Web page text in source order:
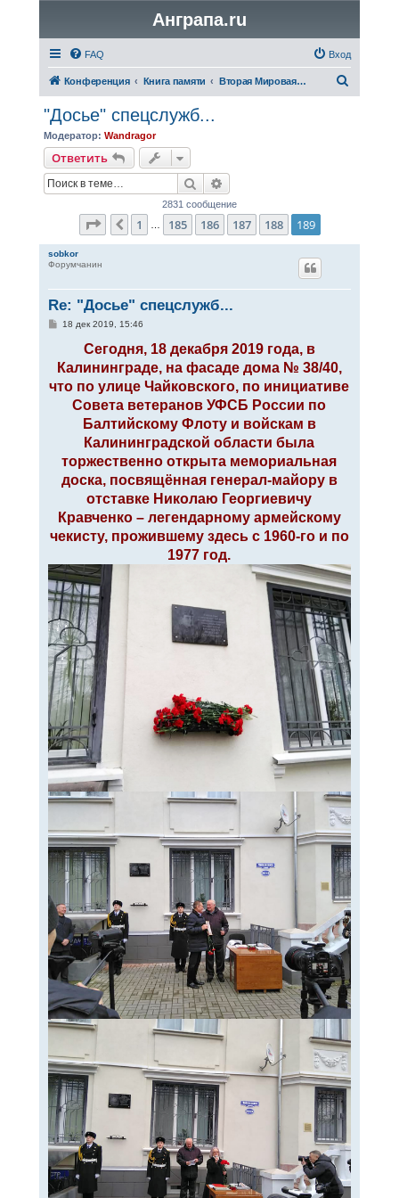
Анграпа.ru
FAQ Вход
Конференция Книга памяти Вторая Мировая война
"Досье" спецслужб...
Модератор: Wandragor
Ответить
Поиск
2831 сообщение
Страница 189из 189
Пред.
1 185 186 187 188 189
sobkor
Форумчанин
Re: "Досье" спецслужб...
С
щ
н
18 дек 2019, 15:46
Сегодня, 18 декабря 2019 года, в
Калининграде, на фасаде дома № 38/40,
что по улице Чайковского, по инициативе
Совета ветеранов УФСБ России по
Балтийскому Флоту и войскам в
Калининградской области была
торжественно открыта мемориальная
доска, посвящённая генерал-майору в
отставке Николаю Георгиевичу
Кравченко – легендарному армейскому
чекисту, прожившему здесь с 1960-го и по
1977 год.